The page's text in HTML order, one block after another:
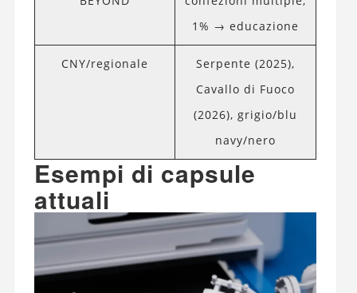
1% → educazione
CNY/regionale
Serpente (2025),
Cavallo di Fuoco
(2026), grigio/blu
navy/nero
Esempi di capsule
attuali